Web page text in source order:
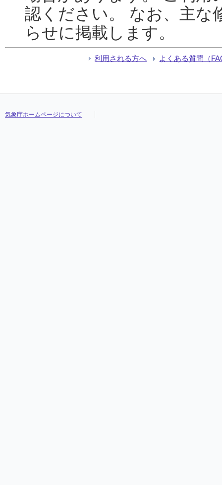
認ください。 なお、主な
らせに掲載します。
利用される方へ よくある質問（
気象庁ホームページについて